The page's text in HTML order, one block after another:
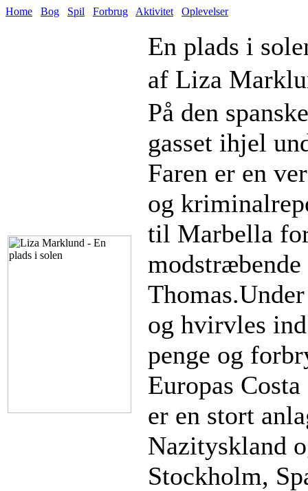
Home Bog Spil Forbrug Aktivitet Oplevelser
En plads i
af Liza
På den
gasset ihjel
Faren er en
og
til Marbella
modstræbende
og hvirvles
penge og
Europas
er en stort
Nazityskland
Stockholm,